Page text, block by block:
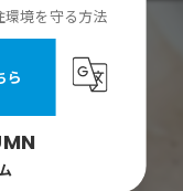
境を守る方法
ら